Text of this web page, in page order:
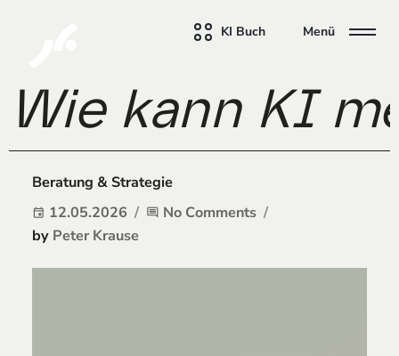
KI Buch Menü
Wie kann KI
Beratung & Strategie
event 12.05.2026 comment No Comments
by Peter Krause